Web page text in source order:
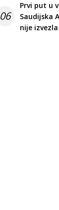
06
Prvi put u
Saudijska
nije